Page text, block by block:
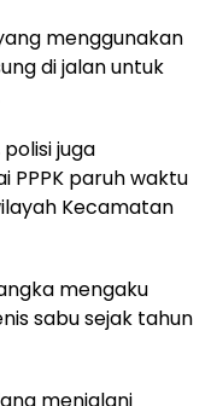
menggunakan
di jalan untuk
juga
PPPK paruh waktu
Kecamatan
mengaku
sabu sejak tahun